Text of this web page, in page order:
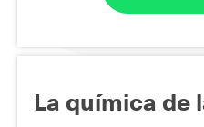
La química de